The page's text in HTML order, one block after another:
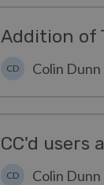
Addition of
CD Colin Dunn
CC'd users
CD Colin Dunn